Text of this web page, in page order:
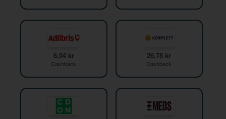
6,04 kr
Cashback
26,78 kr
Cashback